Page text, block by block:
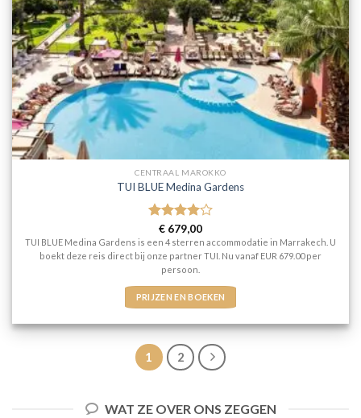
CENTRAAL MAROKKO
TUI BLUE Medina Gardens
Gewaardeerd
4uit 5
€ 679,00
TUI BLUE Medina Gardens is een 4 sterren accommodatie in Marrakech. U
boekt deze reis direct bij onze partner TUI. Nu vanaf EUR 679.00 per
persoon.
PRIJZEN EN BOEKEN
1 2
WAT ZE OVER ONS ZEGGEN